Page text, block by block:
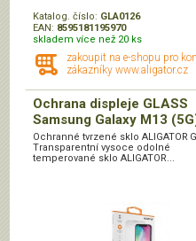
Katalog. číslo: GLA0126
EAN: 8595181195970
skladem více než 20 ks
zakoupit na e-shopu pro
zákazníky www.aligator.cz
Ochrana displeje GLASS
Samsung Galaxy M13
Ochranné tvrzené sklo ALIGATOR
Transparentní vysoce odolné
temperované sklo ALIGATOR...